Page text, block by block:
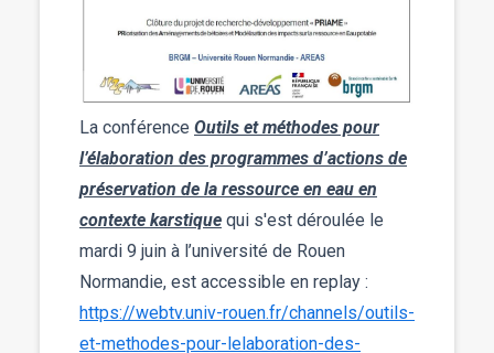
La conférence Outils et méthodes pour
l’élaboration des programmes d’actions de
préservation de la ressource en eau en
contexte karstique qui s'est déroulée le
mardi 9 juin à l’université de Rouen
Normandie, est accessible en replay :
https://webtv.univ-rouen.fr/channels/outils-
et-methodes-pour-lelaboration-des-